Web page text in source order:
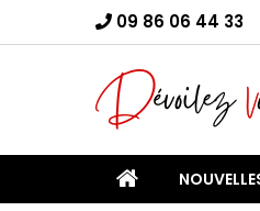
09 86 06 44 33